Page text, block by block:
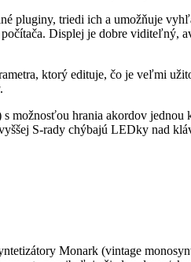
pluginy, triedi ich a umožňuje
Displej je dobre viditeľný,
ktorý edituje, čo je veľmi
možnosťou hrania akordov jednou
S-rady chýbajú LEDky nad
Monark (vintage